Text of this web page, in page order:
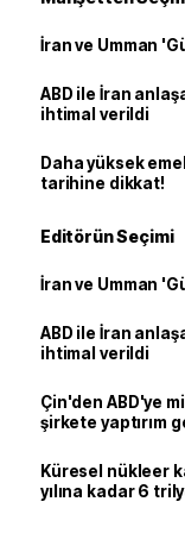
İran ve Umman
ABD ile İran
ihtimal verildi
Daha yüksek
tarihine dikkat!
Editörün Seçimi
İran ve Umman
ABD ile İran
ihtimal verildi
Çin'den ABD'ye
şirkete yaptırım
Küresel nükleer
yılına kadar 6